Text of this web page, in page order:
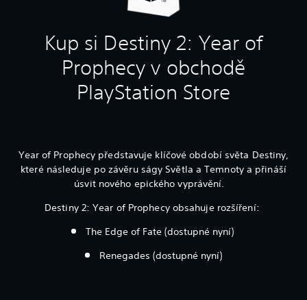
Kup si Destiny 2: Year of
Prophecy v obchodě
PlayStation Store
Year of Prophecy představuje klíčové období světa Destiny,
které následuje po závěru ságy Světla a Temnoty a přináší
úsvit nového epického vyprávění.
Destiny 2: Year of Prophecy obsahuje rozšíření:‎
The Edge of Fate (dostupné nyní)‎
Renegades (dostupné nyní)